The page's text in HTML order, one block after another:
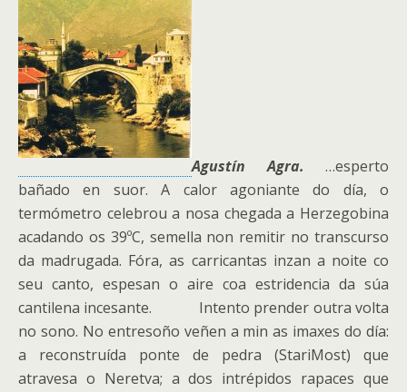
Agustín Agra. …esperto
bañado en suor. A calor agoniante do día, o
termómetro celebrou a nosa chegada a Herzegobina
acadando os 39ºC, semella non remitir no transcurso
da madrugada. Fóra, as carricantas inzan a noite co
seu canto, espesan o aire coa estridencia da súa
cantilena incesante. Intento prender outra volta
no sono. No entresoño veñen a min as imaxes do día:
a reconstruída ponte de pedra (StariMost) que
atravesa o Neretva; a dos intrépidos rapaces que